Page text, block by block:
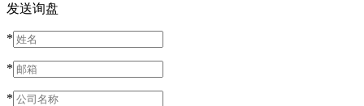
发送询盘
*
*
*